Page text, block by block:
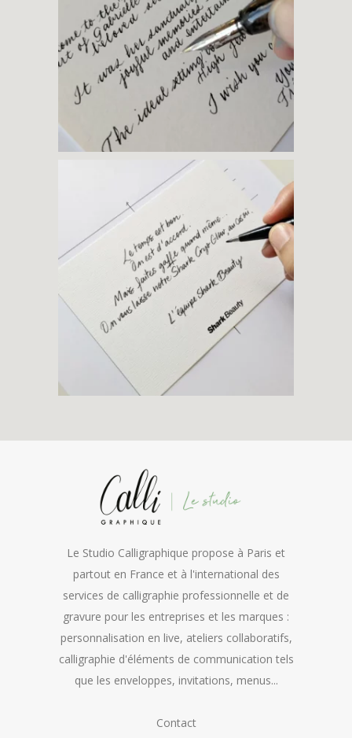
Le Studio Calligraphique propose à Paris et
partout en France et à l'international des
services de calligraphie professionnelle et de
gravure pour les entreprises et les marques :
personnalisation en live, ateliers collaboratifs,
calligraphie d'éléments de communication tels
que les enveloppes, invitations, menus...
Contact